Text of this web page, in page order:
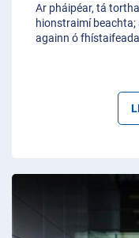
Ar pháipéar, tá
hionstraimí
againn ó